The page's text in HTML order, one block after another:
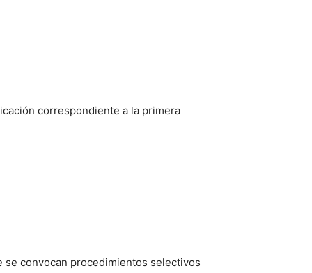
correspondiente a la primera
se convocan procedimientos selectivos